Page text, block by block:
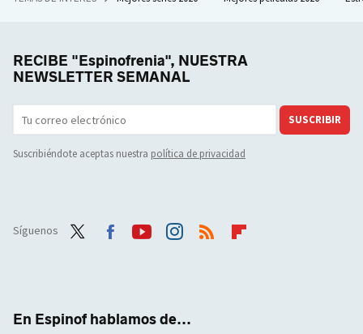
RECIBE "Espinofrenia", NUESTRA
NEWSLETTER SEMANAL
SUSCRIBIR
Suscribiéndote aceptas nuestra política de privacidad
Síguenos
En Espinof hablamos de...